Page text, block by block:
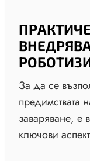
За да се
предимствата
заваряване, е
ключови